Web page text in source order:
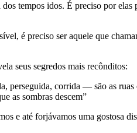
tempos idos. É preciso por
é preciso ser aquele que
seus segredos mais recônditos:
perseguida, corrida — são as
as sombras descem”
e até forjávamos uma gostosa